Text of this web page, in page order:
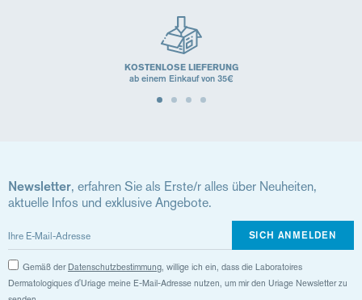
KOSTENLOSE LIEFERUNG
ab einem Einkauf von 35€
Newsletter, erfahren Sie als Erste/r alles über Neuheiten,
aktuelle Infos und exklusive Angebote.
SICH ANMELDEN
Gemäß der Datenschutzbestimmung, willige ich ein, dass die Laboratoires
Dermatologiques d'Uriage meine E-Mail-Adresse nutzen, um mir den Uriage Newsletter zu